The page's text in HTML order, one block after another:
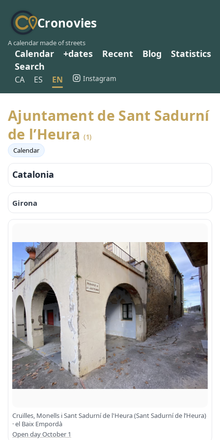
Cronovies
A calendar made of streets
Calendar +dates Recent Blog
Statistics
Search
CA ES EN Instagram
Ajuntament de Sant Sadurní
de l’Heura(1)
Calendar
Catalonia
Girona
Cruïlles, Monells i Sant Sadurní de l'Heura (Sant Sadurní de l’Heura)
· el Baix Empordà
Open day October 1